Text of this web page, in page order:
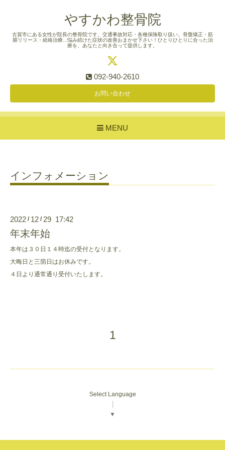
やすかわ整骨院
古賀市にある女性が院長の整骨院です。交通事故対応・各種保険取り扱い。骨盤矯正・筋
膜リリース・経絡治療...悩み続けた症状の改善おまかせ下さい！ひとりひとりに合った治
療を、あなたと向き合って提供します。
092-940-2610
お問い合わせ
MENU
インフォメーション
2022 / 12 / 29 17:42
年末年始
本年は３０日１４時迄の受付となります。
大晦日と三箇日はお休みです。
４日より通常通り受付いたします。
1
Select Language
▼